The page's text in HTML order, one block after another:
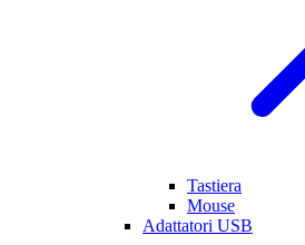
Tastiera
Mouse
Adattatori USB